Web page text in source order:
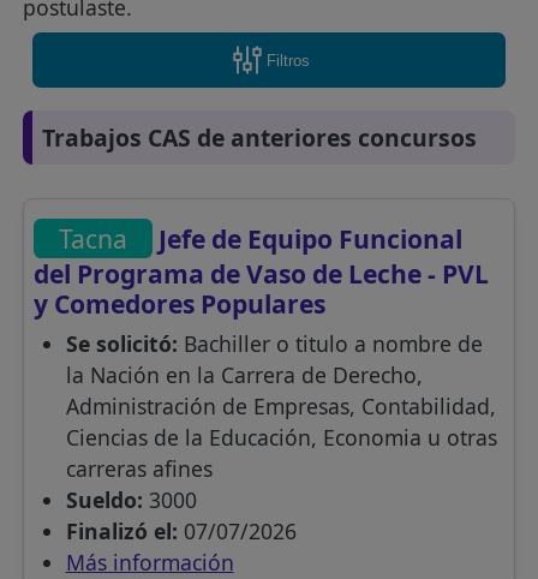
postulaste.
Filtros
Trabajos CAS de anteriores concursos
Tacna
Jefe de Equipo Funcional
del Programa de Vaso de Leche - PVL
y Comedores Populares
Se solicitó: Bachiller o titulo a nombre de
la Nación en la Carrera de Derecho,
Administración de Empresas, Contabilidad,
Ciencias de la Educación, Economia u otras
carreras afines
Sueldo: 3000
Finalizó el: 07/07/2026
Más información